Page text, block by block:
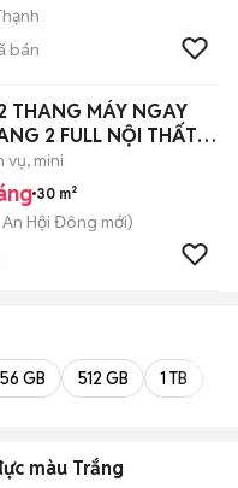
bán
THANG MÁY NGAY
2 FULL NỘI THẤT
vụ, mini
30 m²
An Hội Đông mới)
GB 512 GB 1 TB
màu Trắng